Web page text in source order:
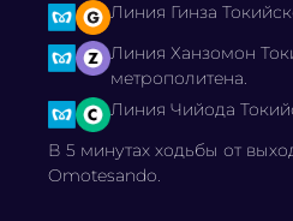
Линия Гинза
Линия Ханзомон
метрополитена.
Линия Чийода
В 5 минутах ходьбы от
Omotesando.